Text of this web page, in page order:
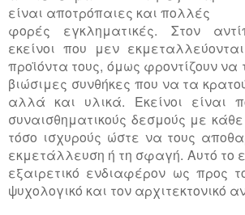
είναι αποτρόπαιες και πολλές
φορές εγκληματικές. Στον
εκείνοι που μεν
προϊόντα τους, όμως φροντίζουν
βιώσιμες συνθήκες που να τα
αλλά και υλικά. Εκείνοι είναι
συναισθηματικούς δεσμούς με
τόσο ισχυρούς ώστε να τους
εκμετάλλευση ή τη σφαγή. Αυτό το
εξαιρετικό ενδιαφέρον ως προς
ψυχολογικό και τον αρχιτεκτονικό